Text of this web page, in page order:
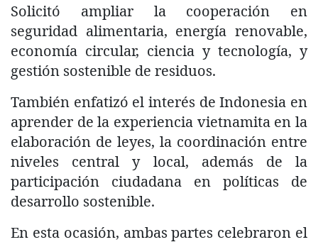
Solicitó ampliar la cooperación en
seguridad alimentaria, energía renovable,
economía circular, ciencia y tecnología, y
gestión sostenible de residuos.
También enfatizó el interés de Indonesia en
aprender de la experiencia vietnamita en la
elaboración de leyes, la coordinación entre
niveles central y local, además de la
participación ciudadana en políticas de
desarrollo sostenible.
En esta ocasión, ambas partes celebraron el